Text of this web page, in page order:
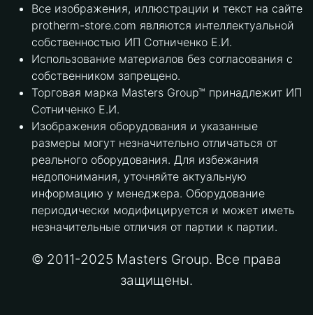
Все изображения, иллюстрации и текст на сайте
protherm-store.com являются интеллектуальной
собственностью ИП Сотниченко Е.И.
Использование материалов без согласования с
собственником запрещено.
Торговая марка Masters Group™ принадлежит ИП
Сотниченко Е.И.
Изображения оборудования и указанные
размеры могут незначительно отличаться от
реального оборудования. Для избежания
недопонимания, уточняйте актуальную
информацию у менеджера. Оборудование
периодически модифицируется и может иметь
незначительные отличия от партии к партии.
© 2011-2025 Masters Group. Все права
защищены.